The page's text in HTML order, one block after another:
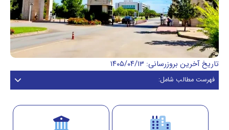
تاریخ آخرین بروزرسانی: ۱۴۰۵/۰۴/۱۳
فهرست مطالب شامل: